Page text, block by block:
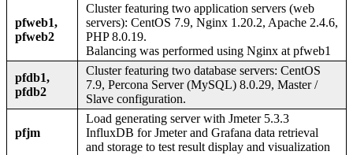
pfweb1,
pfweb2
Cluster featuring two application servers (web
servers): CentOS 7.9, Nginx 1.20.2, Apache 2.4.6,
PHP 8.0.19.
Balancing was performed using Nginx at pfweb1
pfdb1,
pfdb2
Cluster featuring two database servers: CentOS
7.9, Percona Server (MySQL) 8.0.29, Master /
Slave configuration.
pfjm
Load generating server with Jmeter 5.3.3
InfluxDB for Jmeter and Grafana data retrieval
and storage to test result display and visualization